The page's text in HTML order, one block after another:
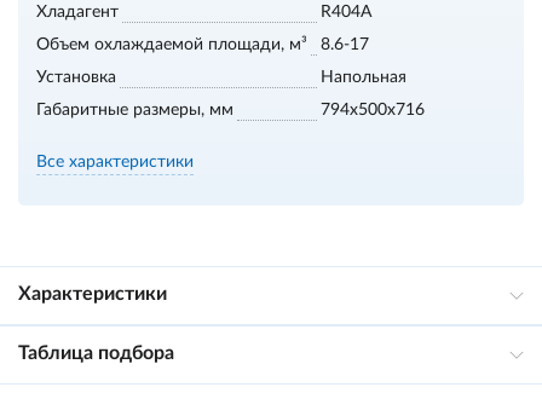
Хладагент
R404A
Объем охлаждаемой площади, м³
8.6-17
Установка
Напольная
Габаритные размеры, мм
794x500x716
Все характеристики
Характеристики
Таблица подбора